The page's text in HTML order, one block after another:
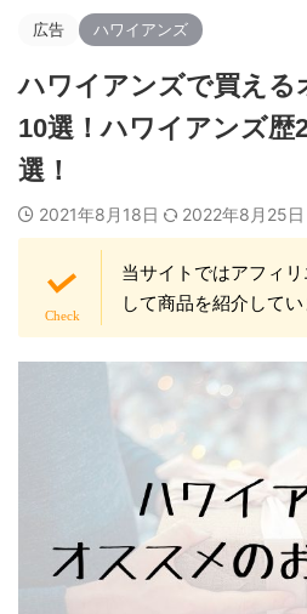
広告 ハワイアンズ
ハワイアンズで買える
10選！ハワイアンズ歴
選！
2021年8月18日 2022年8月25日
当サイトではアフィ
して商品を紹介してい